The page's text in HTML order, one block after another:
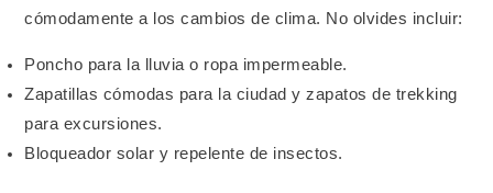
cómodamente a los cambios de clima. No olvides incluir:
Poncho para la lluvia o ropa impermeable.
Zapatillas cómodas para la ciudad y zapatos de trekking
para excursiones.
Bloqueador solar y repelente de insectos.